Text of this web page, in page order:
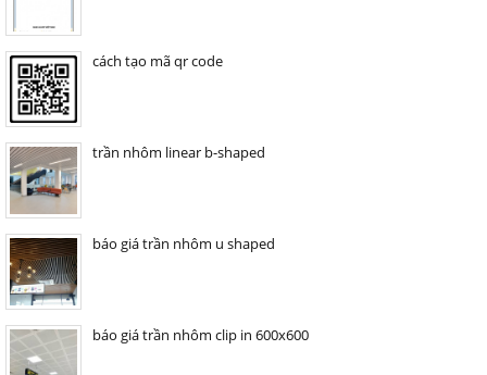
cách tạo mã qr code
trần nhôm linear b-shaped
báo giá trần nhôm u shaped
báo giá trần nhôm clip in 600x600